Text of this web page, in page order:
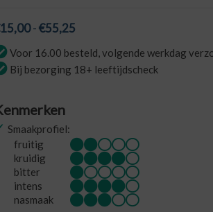
15,00-€55,25Prijsklasse:
€15,00
tot
Voor 16.00 besteld, volgende werkdag
Bij bezorging 18+ leeftijdscheck
Smaakprofiel:
fruitig
kruidig
bitter
intens
nasmaak